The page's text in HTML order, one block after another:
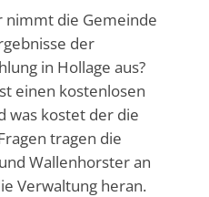
nimmt die Gemeinde
der
in Hollage aus?
einen kostenlosen
was kostet der die
tragen die
Wallenhorster an
Verwaltung heran.